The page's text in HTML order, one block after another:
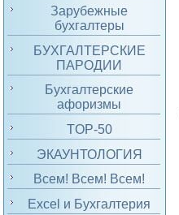
Зарубежные
бухгалтеры
БУХГАЛТЕРСКИЕ
ПАРОДИИ
Бухгалтерские
афоризмы
TOP-50
ЭКАУНТОЛОГИЯ
Всем! Всем! Всем!
Excel и Бухгалтерия